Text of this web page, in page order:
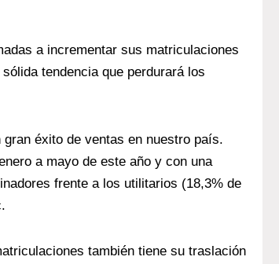
a incrementar sus matriculaciones
tendencia que perdurará los
éxito de ventas en nuestro país.
a mayo de este año y con una
frente a los utilitarios (18,3% de
también tiene su traslación